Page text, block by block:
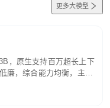
更多大模型
，原生支持百万超长上下
廉，综合能力均衡，主打
创作、基础 RAG、批量